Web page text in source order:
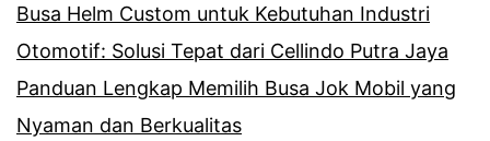
Busa Helm Custom untuk Kebutuhan Industri
Otomotif: Solusi Tepat dari Cellindo Putra Jaya
Panduan Lengkap Memilih Busa Jok Mobil yang
Nyaman dan Berkualitas